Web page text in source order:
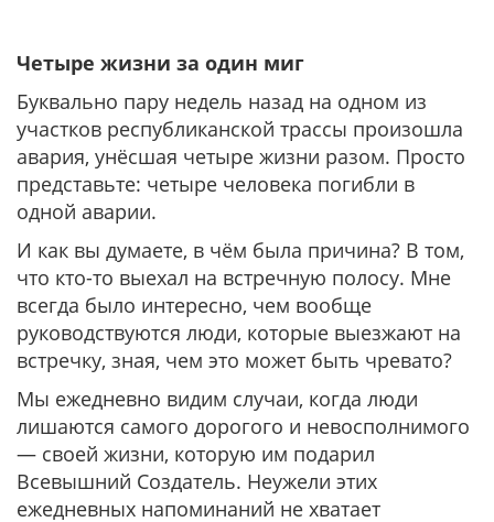
Четыре жизни за один миг
Буквально пару недель назад на одном из
участков республиканской трассы произошла
авария, унёсшая четыре жизни разом. Просто
представьте: четыре человека погибли в
одной аварии.
И как вы думаете, в чём была причина? В том,
что кто-то выехал на встречную полосу. Мне
всегда было интересно, чем вообще
руководствуются люди, которые выезжают на
встречку, зная, чем это может быть чревато?
Мы ежедневно видим случаи, когда люди
лишаются самого дорогого и невосполнимого
— своей жизни, которую им подарил
Всевышний Создатель. Неужели этих
ежедневных напоминаний не хватает